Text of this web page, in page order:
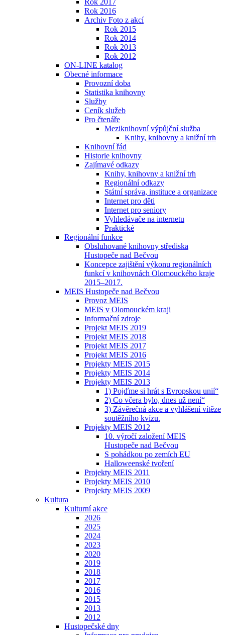
Rok 2017
Rok 2016
Archiv Foto z akcí
Rok 2015
Rok 2014
Rok 2013
Rok 2012
ON-LINE katalog
Obecné informace
Provozní doba
Statistika knihovny
Služby
Ceník služeb
Pro čtenáře
Meziknihovní výpůjční služba
Knihy, knihovny a knižní trh
Knihovní řád
Historie knihovny
Zajímavé odkazy
Knihy, knihovny a knižní trh
Regionální odkazy
Státní správa, instituce a organizace
Internet pro děti
Internet pro seniory
Vyhledávače na internetu
Praktické
Regionální funkce
Obsluhované knihovny střediska
Hustopeče nad Bečvou
Koncepce zajištění výkonu regionálních
funkcí v knihovnách Olomouckého kraje
2015–2017.
MEIS Hustopeče nad Bečvou
Provoz MEIS
MEIS v Olomouckém kraji
Informační zdroje
Projekt MEIS 2019
Projekt MEIS 2018
Projekt MEIS 2017
Projekt MEIS 2016
Projekty MEIS 2015
Projekty MEIS 2014
Projekty MEIS 2013
1) Pojďme si hrát s Evropskou unií“
2) Co včera bylo, dnes už není“
3) Závěrečná akce a vyhlášení vítěze
soutěžního kvízu.
Projekty MEIS 2012
10. výročí založení MEIS
Hustopeče nad Bečvou
S pohádkou po zemích EU
Halloweenské tvoření
Projekty MEIS 2011
Projekty MEIS 2010
Projekty MEIS 2009
Kultura
Kulturní akce
2026
2025
2024
2023
2020
2019
2018
2017
2016
2015
2013
2012
Hustopečské dny